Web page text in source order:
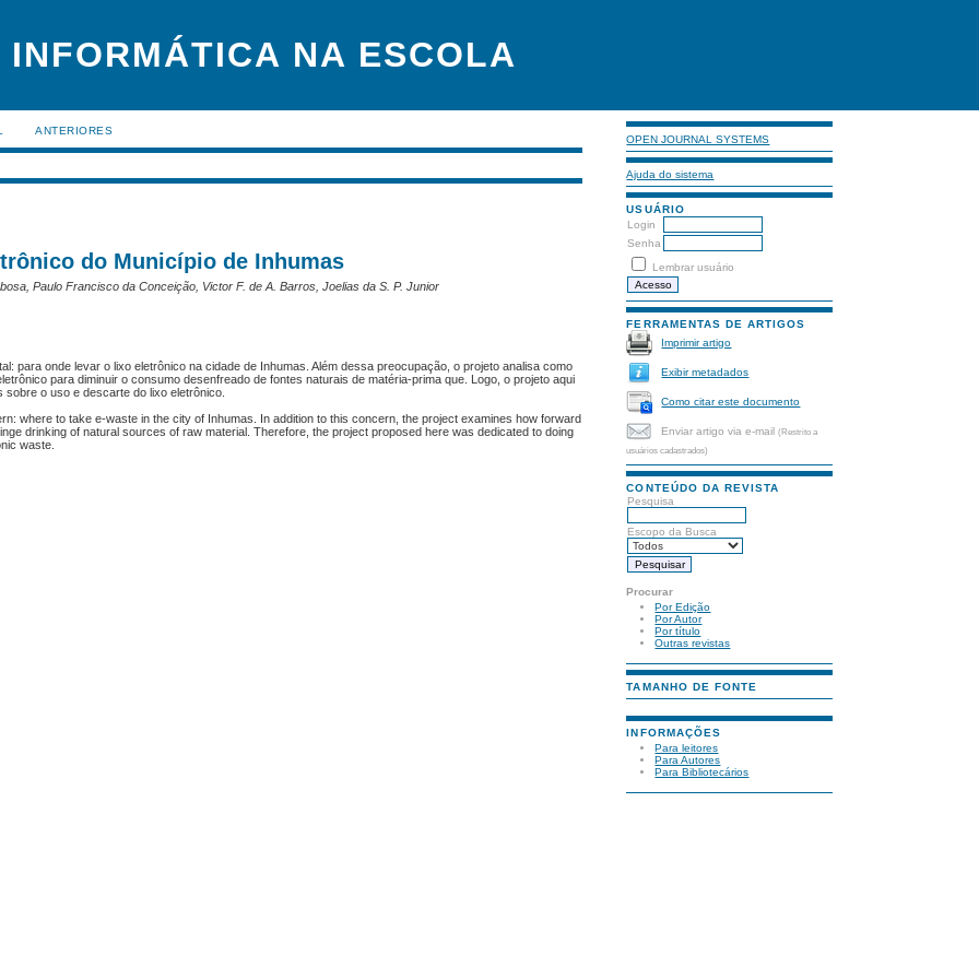
NA ESCOLA
OPEN JOURNAL SYSTEMS
Ajuda do sistema
USUÁRIO
Login
Senha
Lembrar usuário
FERRAMENTAS DE ARTIGOS
Imprimir artigo
Exibir metadados
Como citar este documento
Enviar artigo via e-mail(Restrito a
usuários cadastrados)
CONTEÚDO DA REVISTA
Pesquisa
Escopo da Busca
Procurar
Por Edição
Por Autor
Por título
Outras revistas
TAMANHO DE FONTE
INFORMAÇÕES
Para leitores
Para Autores
Para Bibliotecários
ANTERIORES
do Município de Inhumas
Paulo Francisco da Conceição, Victor F. de A. Barros, Joelias da S. P. Junior
para onde levar o lixo eletrônico na cidade de Inhumas. Além dessa preocupação, o projeto analisa como
para diminuir o consumo desenfreado de fontes naturais de matéria-prima que. Logo, o projeto aqui
o uso e descarte do lixo eletrônico.
where to take e-waste in the city of Inhumas. In addition to this concern, the project examines how forward
drinking of natural sources of raw material. Therefore, the project proposed here was dedicated to doing
waste.